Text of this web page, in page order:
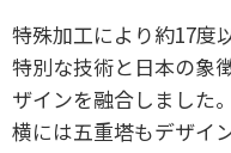
特殊加工により約17度
特別な技術と日本の象
ザインを融合しました
横には五重塔もデザイ